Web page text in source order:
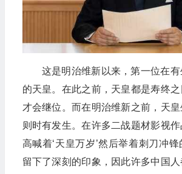
这是明治维新以来，第一位在
的天皇。在此之前，天皇都是寿终
才会继位。而在明治维新之前，天
则时有发生。在许多二战题材影视
高喊着‘天皇万岁’然后举着刺刀冲
留下了深刻的印象，因此许多中国